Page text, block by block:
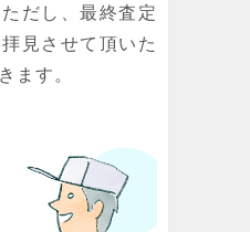
だし、最終査定
見させて頂いた
ます。